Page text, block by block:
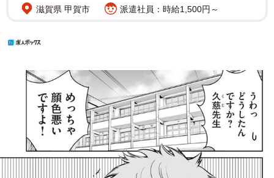
滋賀県 甲賀市
派遣社員：時給1,500円～